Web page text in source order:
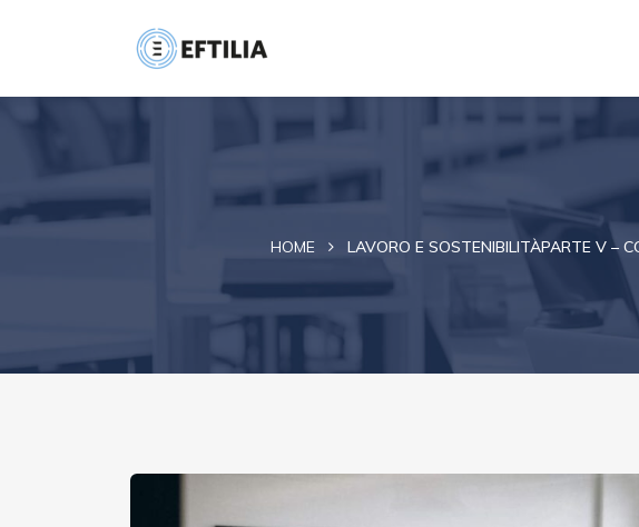
HOME LAVORO E SOSTENIBILITÀPARTE V –